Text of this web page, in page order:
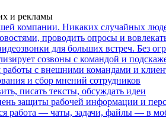
и рекламы
компании. Никаких случайных
проводить опросы и
для больших встреч. Без
созвоны с командой и
работы с внешними командами и
и сбор мнений сотрудников
писать тексты, обсуждать идеи
защиты рабочей информации и
работа — чаты, задачи, файлы — в